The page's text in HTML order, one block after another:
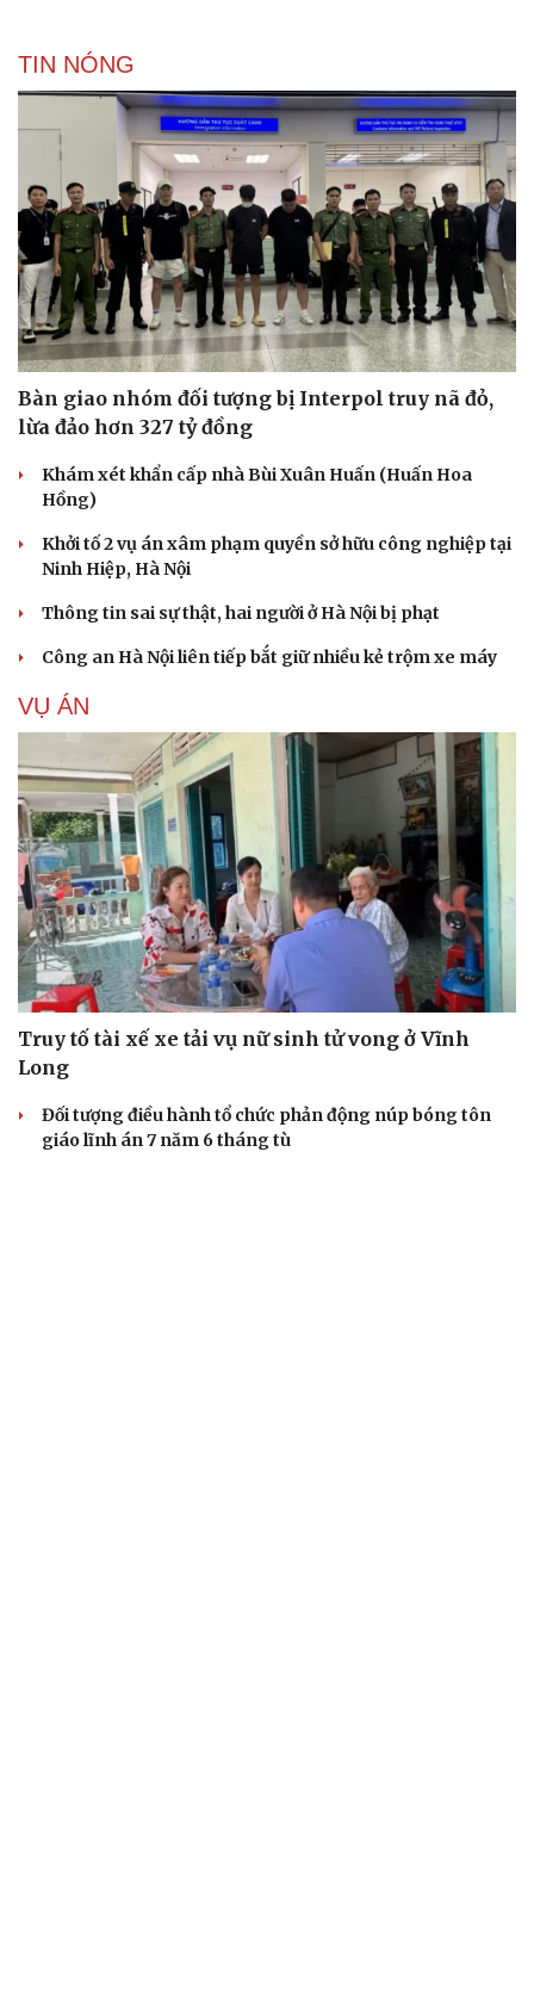
TIN NÓNG
Bàn giao nhóm đối tượng bị Interpol truy nã đỏ,
lừa đảo hơn 327 tỷ đồng
Khám xét khẩn cấp nhà Bùi Xuân Huấn (Huấn Hoa
Hồng)
Khởi tố 2 vụ án xâm phạm quyền sở hữu công nghiệp tại
Ninh Hiệp, Hà Nội
Thông tin sai sự thật, hai người ở Hà Nội bị phạt
Công an Hà Nội liên tiếp bắt giữ nhiều kẻ trộm xe máy
VỤ ÁN
Truy tố tài xế xe tải vụ nữ sinh tử vong ở Vĩnh
Long
Đối tượng điều hành tổ chức phản động núp bóng tôn
giáo lĩnh án 7 năm 6 tháng tù